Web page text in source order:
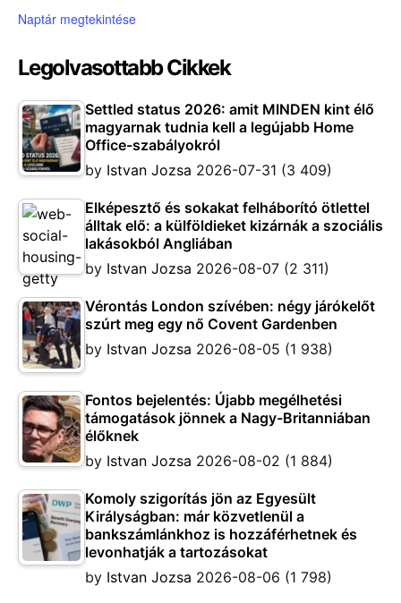
Naptár megtekintése
Legolvasottabb Cikkek
Settled status 2026: amit MINDEN kint élő
magyarnak tudnia kell a legújabb Home
Office-szabályokról
by Istvan Jozsa 2026-07-31 (3 409)
Elképesztő és sokakat felháborító ötlettel
álltak elő: a külföldieket kizárnák a szociális
lakásokból Angliában
by Istvan Jozsa 2026-08-07 (2 311)
Vérontás London szívében: négy járókelőt
szúrt meg egy nő Covent Gardenben
by Istvan Jozsa 2026-08-05 (1 938)
Fontos bejelentés: Újabb megélhetési
támogatások jönnek a Nagy-Britanniában
élőknek
by Istvan Jozsa 2026-08-02 (1 884)
Komoly szigorítás jön az Egyesült
Királyságban: már közvetlenül a
bankszámlánkhoz is hozzáférhetnek és
levonhatják a tartozásokat
by Istvan Jozsa 2026-08-06 (1 798)